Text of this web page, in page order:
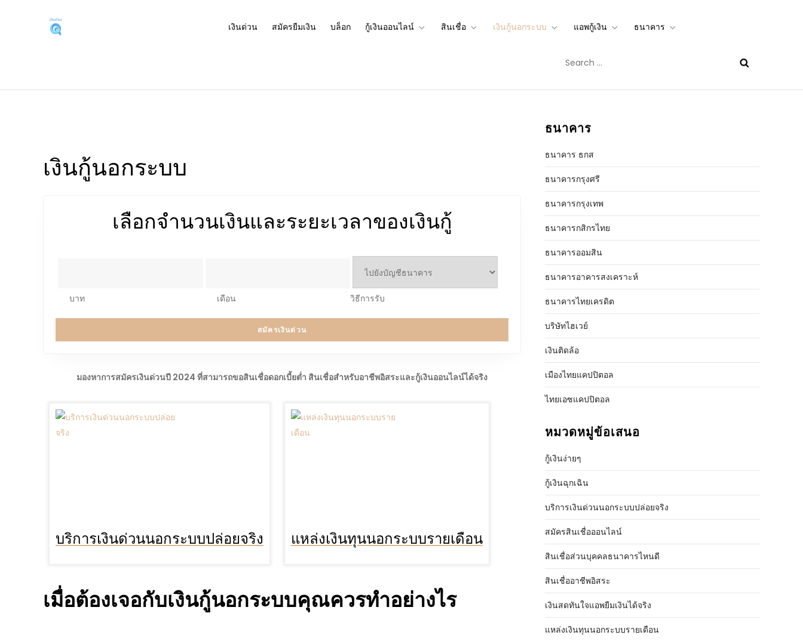
บริการเงินด่วนผ่านแอพกู้เงินผ่านเงินกู้นอกระบบที่กู้เงินออนไลน์ได้จริง mbookstore.com
สนใจสินเชื่อต่างๆ ผ่านแอพยืมเงินได้จริง หรือเงินกู้นอกระบบที่สามารถกู้เงินออนไลน์ได้
เงินด่วน สมัครยืมเงิน บล็อก กู้เงินออนไลน์ สินเชื่อ เงินกู้นอกระบบ แอพกู้เงิน ธนาคาร
for:
เลือกจำนวนเงินและระยะเวลาของเงินกู้
บาท เดือน วิธีการรับ
สมัครเงินด่วน
มองหาการสมัครเงินด่วนปี 2024 ที่สามารถขอสินเชื่อดอกเบี้ยต่ำ สินเชื่อสำหรับอาชีพอิสระและกู้เงินออนไลน์ได้จริง
บริการเงินด่วนนอกระบบปล่อยจริง แหล่งเงินทุนนอกระบบรายเดือน
เมื่อต้องเจอกับเงินกู้นอกระบบคุณควรทำอย่างไร
ธนาคาร
ธนาคาร ธกส
ธนาคารกรุงศรี
ธนาคารกรุงเทพ
ธนาคารกสิกรไทย
ธนาคารออมสิน
ธนาคารอาคารสงเคราะห์
ธนาคารไทยเครดิต
บริษัทไฮเวย์
เงินติดล้อ
เมืองไทยแคปปิตอล
ไทยเอซแคปปิตอล
หมวดหมู่ข้อเสนอ
กู้เงินง่ายๆ
กู้เงินฉุกเฉิน
บริการเงินด่วนนอกระบบปล่อยจริง
สมัครสินเชื่อออนไลน์
สินเชื่อส่วนบุคคลธนาคารไหนดี
สินเชื่ออาชีพอิสระ
เงินสดทันใจแอพยืมเงินได้จริง
แหล่งเงินทุนนอกระบบรายเดือน